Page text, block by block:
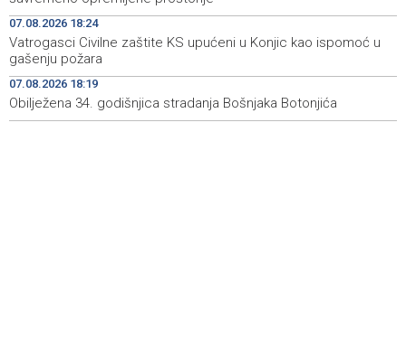
18:58
firefighters and Air Tractors on the ground
18:55
Zelenski doputovao u Beograd, sutra sastanak s
Vučićem
07.08.2026 18:24
Vatrogasci Civilne zaštite KS upućeni u Konjic kao ispomoć u
gašenju požara
07.08.2026 18:19
Obilježena 34. godišnjica stradanja Bošnjaka Botonjića